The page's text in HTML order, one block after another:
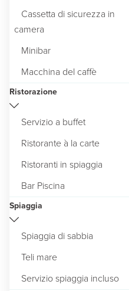
Cassetta di sicurezza in
camera
Minibar
Macchina del caffè
Ristorazione
Servizio a buffet
Ristorante à la carte
Ristoranti in spiaggia
Bar Piscina
Spiaggia
Spiaggia di sabbia
Teli mare
Servizio spiaggia incluso